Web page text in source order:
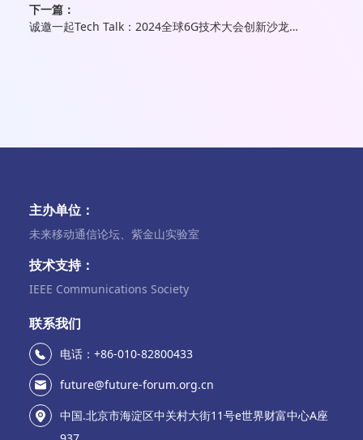
下一篇：
诚邀一起Tech Talk：2024全球6G技术大会创新沙龙征集
主办单位：
未来移动通信论坛、紫金山实验室
技术支持：
IEEE Communications Society
联系我们
电话：+86-010-82800433
future@future-forum.org.cn
中国.北京市海淀区中关村大街11号e世界财富中心A座